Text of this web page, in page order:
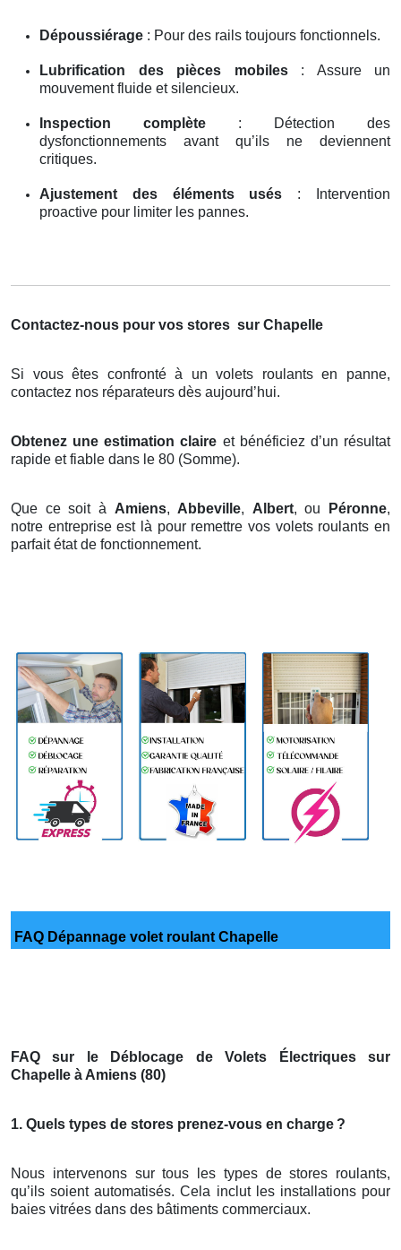
Dépoussiérage : Pour des rails toujours fonctionnels.
Lubrification des pièces mobiles: Assure un
mouvement fluide et silencieux.
Inspection complète : Détection des
dysfonctionnements avant qu’ils ne deviennent
critiques.
Ajustement des éléments usés : Intervention
proactive pour limiter les pannes.
Contactez-nous pour vos stores sur Chapelle
Si vous êtes confronté à un volets roulants en panne,
contactez nos réparateurs dès aujourd’hui.
Obtenez une estimation claire et bénéficiez d’un résultat
rapide et fiable dans le 80 (Somme).
Que ce soit à Amiens, Abbeville, Albert, ou Péronne,
notre entreprise est là pour remettre vos volets roulants en
parfait état de fonctionnement.
FAQ Dépannage volet roulant Chapelle
FAQ sur le Déblocage de Volets Électriques sur
Chapelle à Amiens (80)
1. Quels types de stores prenez-vous en charge ?
Nous intervenons sur tous les types de stores roulants,
qu’ils soient automatisés. Cela inclut les installations pour
baies vitrées dans des bâtiments commerciaux.